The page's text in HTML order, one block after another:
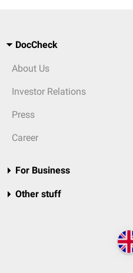
DocCheck
About Us
Investor Relations
Press
Career
For Business
Other stuff